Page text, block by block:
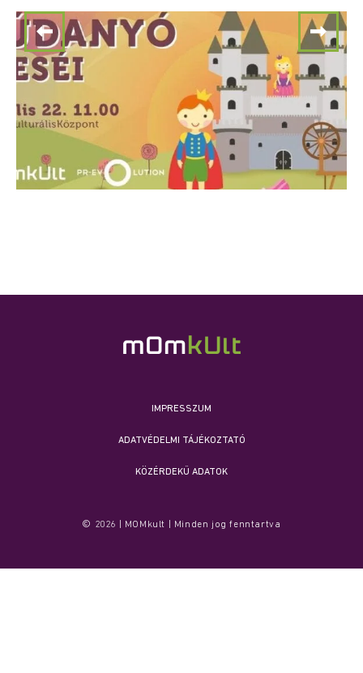
IMPRESSZUM
ADATVÉDELMI TÁJÉKOZTATÓ
KÖZÉRDEKŰ ADATOK
© 2026 | MOMkult | Minden jog fenntartva